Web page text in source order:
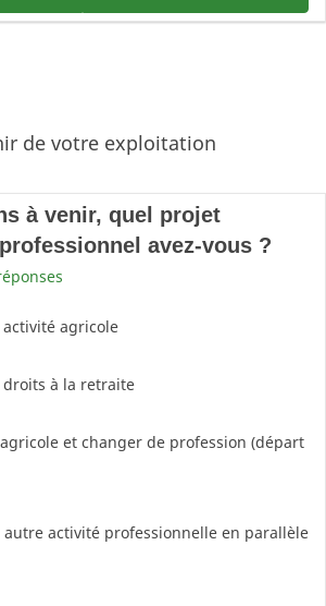
de votre exploitation
obligatoire)
à venir, quel projet
avez-vous ?
agricole
droits à la retraite
agricole et changer de profession (départ
autre activité professionnelle en parallèle